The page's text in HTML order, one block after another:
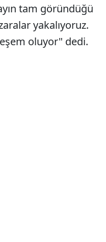
tam göründüğü
yakalıyoruz.
oluyor" dedi.